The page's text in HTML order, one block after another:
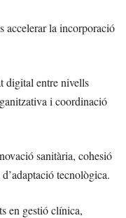
accelerar la incorporació
digital entre nivells
i coordinació
sanitària, cohesió
tecnològica.
en gestió clínica,